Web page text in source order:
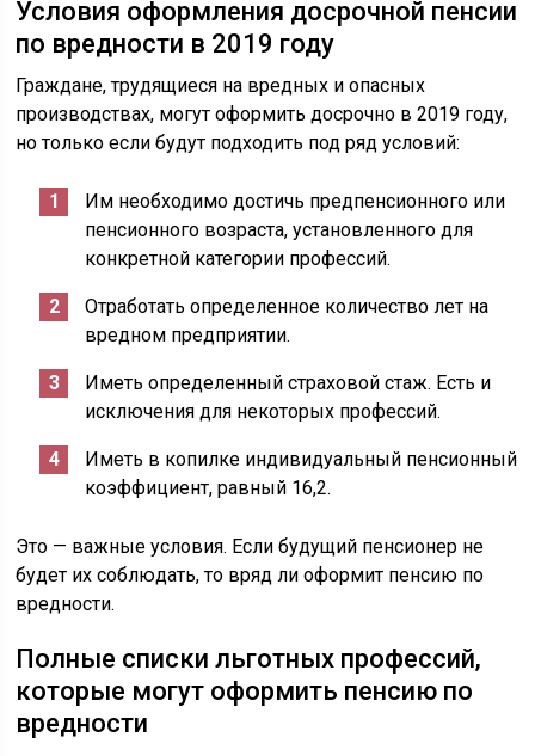
Условия оформления досрочной пенсии
по вредности в 2019 году
Граждане, трудящиеся на вредных и опасных
производствах, могут оформить досрочно в 2019 году,
но только если будут подходить под ряд условий:
Им необходимо достичь предпенсионного или
пенсионного возраста, установленного для
конкретной категории профессий.
Отработать определенное количество лет на
вредном предприятии.
Иметь определенный страховой стаж. Есть и
исключения для некоторых профессий.
Иметь в копилке индивидуальный пенсионный
коэффициент, равный 16,2.
Это — важные условия. Если будущий пенсионер не
будет их соблюдать, то вряд ли оформит пенсию по
вредности.
Полные списки льготных профессий,
которые могут оформить пенсию по
вредности